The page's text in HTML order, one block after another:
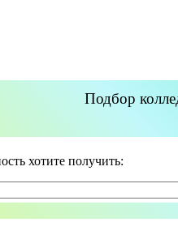
Подбор
хотите получить: